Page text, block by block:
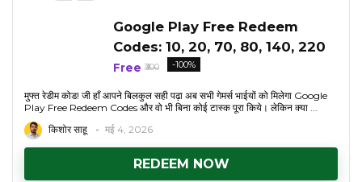
Google Play Free Redeem
Codes: ₹10, 20, 70, 80, 140, 220
Free ₹300 -100%
मुफ्त रेडीम कोड! जी हाँ आपने बिलकुल सही पढ़ा अब सभी गेमर्स भाईयों को मिलेगा Google
Play Free Redeem Codes और वो भी बिना कोई टास्क पूरा किये। लेकिन क्या ...
किशोर साहू
मई 4, 2026
REDEEM NOW